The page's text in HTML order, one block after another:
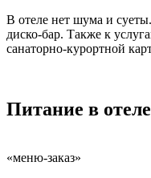
В отеле нет шума и
диско-бар. Также к
санаторно-курортной
Питание в отеле
«меню-заказ»